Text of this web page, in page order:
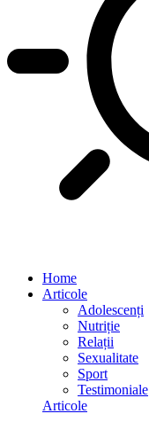
Home
Articole
Adolescenți
Nutriție
Relații
Sexualitate
Sport
Testimoniale
Articole